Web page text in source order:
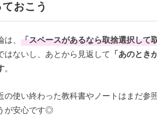
おこう
、 「スペースがあるなら取捨選択して
はないし、あとから見返して
「あのとき
。
の使い終わった教科書やノートはまだ参
が安心です◎